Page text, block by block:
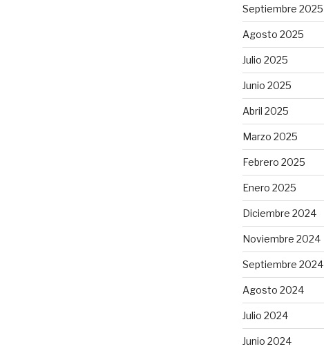
Septiembre 2025
Agosto 2025
Julio 2025
Junio 2025
Abril 2025
Marzo 2025
Febrero 2025
Enero 2025
Diciembre 2024
Noviembre 2024
Septiembre 2024
Agosto 2024
Julio 2024
Junio 2024